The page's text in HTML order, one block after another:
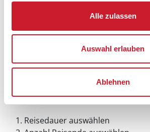
Alle zulassen
Auswahl erlauben
Ablehnen
Belegungskalender
Reisedauer auswählen